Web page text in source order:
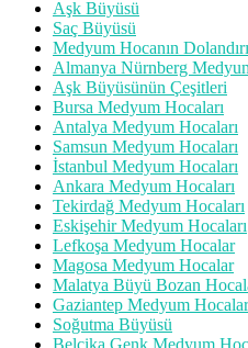
Aşk Büyüsü
Saç Büyüsü
Medyum Hocanın
Almanya Nürnberg
Aşk Büyüsünün Çeşitleri
Bursa Medyum Hocaları
Antalya Medyum Hocaları
Samsun Medyum Hocaları
İstanbul Medyum Hocaları
Ankara Medyum Hocaları
Tekirdağ Medyum Hocaları
Eskişehir Medyum Hocaları
Lefkoşa Medyum Hocalar
Magosa Medyum Hocalar
Malatya Büyü Bozan
Gaziantep Medyum
Soğutma Büyüsü